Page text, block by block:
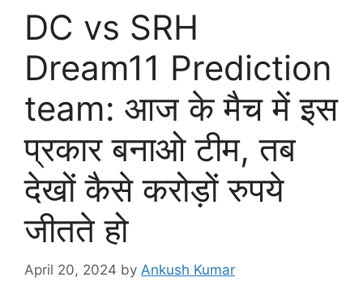
DC vs SRH
Dream11 Prediction
team: आज के मैच में इस
प्रकार बनाओ टीम, तब
देखों कैसे करोड़ों रुपये
जीतते हो
April 20, 2024 by Ankush Kumar